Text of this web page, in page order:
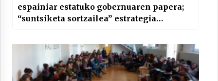
espainiar estatuko gobernuaren papera;
“suntsiketa sortzailea” estrategia